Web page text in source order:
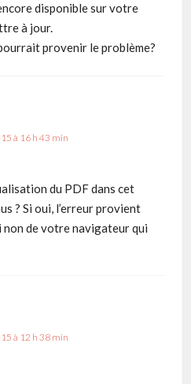
disponible sur votre
à jour.
provenir le problème?
à 16 h 43 min
du PDF dans cet
? Si oui, l’erreur provient
non de votre navigateur qui
à 12 h 38 min